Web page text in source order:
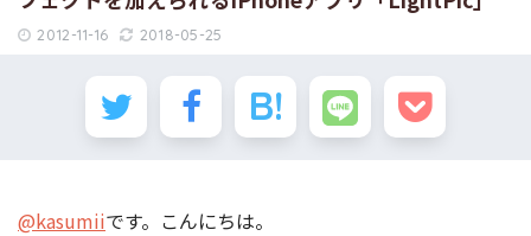
2012-11-16 2018-05-25
@kasumiiです。こんにちは。